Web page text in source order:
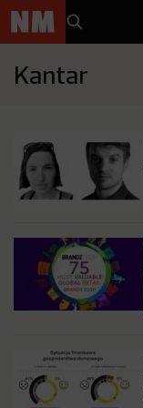
Kantar